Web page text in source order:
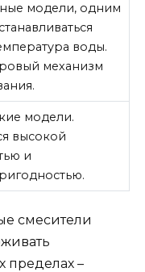
модели, одним
воды.
механизм
модели.
высокой
и
смесители
пределах –